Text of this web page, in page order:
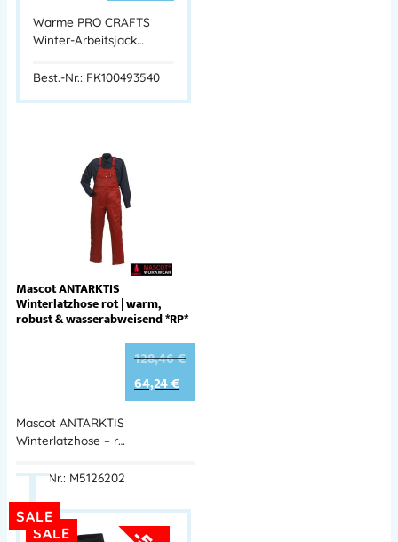
Warme PRO CRAFTS
Winter-Arbeitsjack…
Best.-Nr.: FK100493540
Mascot ANTARKTIS
Winterlatzhose rot | warm,
robust & wasserabweisend *RP*
128,46€
64,24€
Mascot ANTARKTIS
Winterlatzhose – r…
Best.-Nr.: M5126202
SALE
SALE